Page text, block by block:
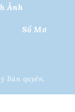
Ảnh
Sổ Mơ
Bản quyền.